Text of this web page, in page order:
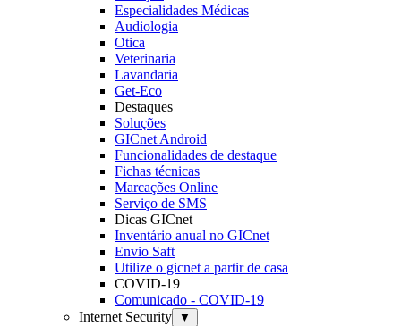
Especialidades Médicas
Audiologia
Otica
Veterinaria
Lavandaria
Get-Eco
Destaques
Soluções
GICnet Android
Funcionalidades de destaque
Fichas técnicas
Marcações Online
Serviço de SMS
Dicas GICnet
Inventário anual no GICnet
Envio Saft
Utilize o gicnet a partir de casa
COVID-19
Comunicado - COVID-19
Internet Security
▼